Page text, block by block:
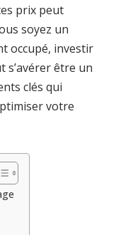
prix peut
soyez un
occupé, investir
s’avérer être un
clés qui
votre